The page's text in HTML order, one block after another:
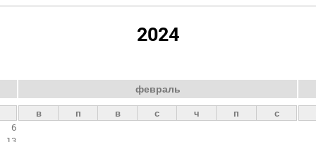
2024
6
февраль
в п в с ч п с